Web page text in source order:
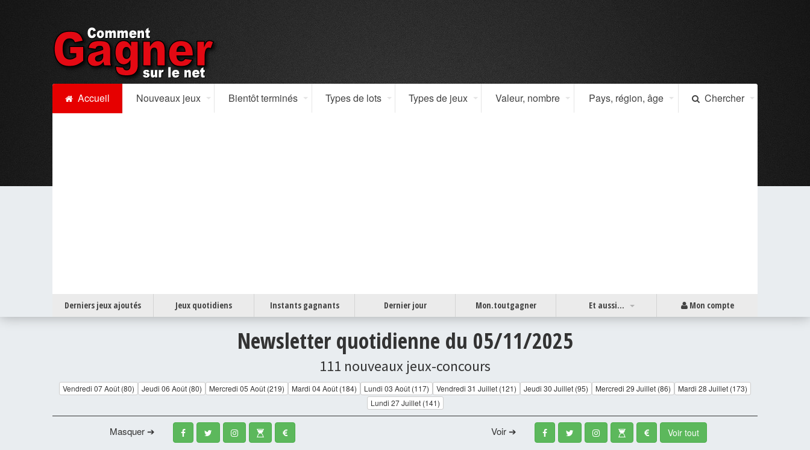
Accueil Nouveaux jeux Bientôt terminés Types de lots Types de jeux Valeur, nombre Pays, région, âge Chercher
Derniers jeux ajoutés Jeux quotidiens Instants gagnants Dernier jour Mon.toutgagner Et aussi... Mon compte
Newsletter quotidienne du 05/11/2025
111 nouveaux jeux-concours
Vendredi 07 Août (80) Jeudi 06 Août (80) Mercredi 05 Août (219) Mardi 04 Août (184) Lundi 03 Août (117) Vendredi 31 Juillet (121) Jeudi 30 Juillet (95) Mercredi 29 Juillet (86)
Mardi 28 Juillet (173)
Lundi 27 Juillet (141)
Masquer ➔ Voir ➔ Voir tout